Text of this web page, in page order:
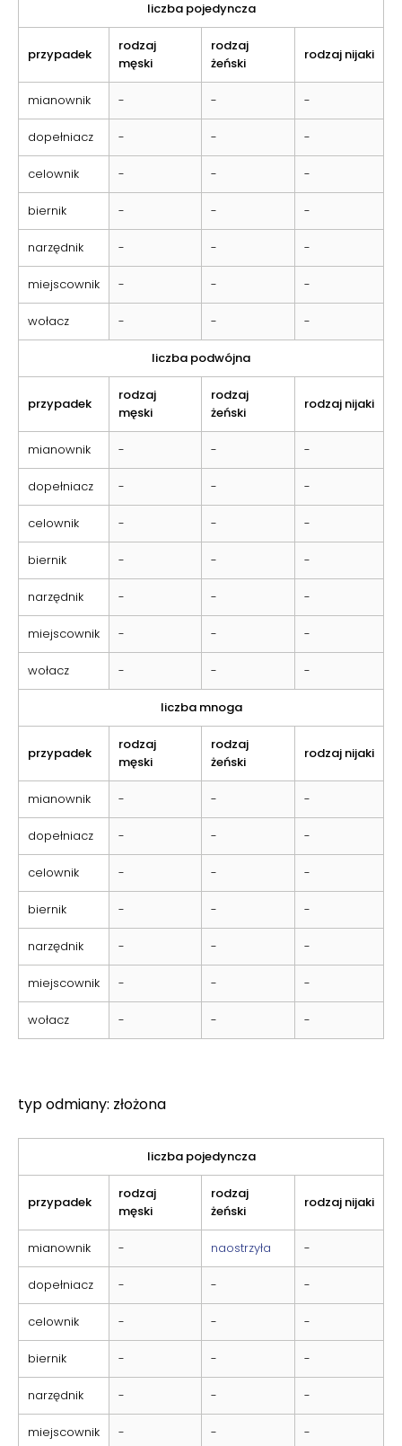
liczba pojedyncza
przypadek
rodzaj
męski
rodzaj
żeński
rodzaj nijaki
mianownik - - -
dopełniacz - - -
celownik - - -
biernik - - -
narzędnik - - -
miejscownik - - -
wołacz - - -
liczba podwójna
przypadek
rodzaj
męski
rodzaj
żeński
rodzaj nijaki
mianownik - - -
dopełniacz - - -
celownik - - -
biernik - - -
narzędnik - - -
miejscownik - - -
wołacz - - -
liczba mnoga
przypadek
rodzaj
męski
rodzaj
żeński
rodzaj nijaki
mianownik - - -
dopełniacz - - -
celownik - - -
biernik - - -
narzędnik - - -
miejscownik - - -
wołacz - - -
typ odmiany: złożona
liczba pojedyncza
przypadek
rodzaj
męski
rodzaj
żeński
rodzaj nijaki
mianownik - naostrzyła -
dopełniacz - - -
celownik - - -
biernik - - -
narzędnik - - -
miejscownik - - -